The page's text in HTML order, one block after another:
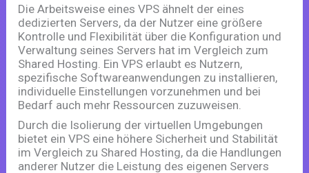
Die Arbeitsweise eines VPS ähnelt der eines
dedizierten Servers, da der Nutzer eine größere
Kontrolle und Flexibilität über die Konfiguration und
Verwaltung seines Servers hat im Vergleich zum
Shared Hosting. Ein VPS erlaubt es Nutzern,
spezifische Softwareanwendungen zu installieren,
individuelle Einstellungen vorzunehmen und bei
Bedarf auch mehr Ressourcen zuzuweisen.
Durch die Isolierung der virtuellen Umgebungen
bietet ein VPS eine höhere Sicherheit und Stabilität
im Vergleich zu Shared Hosting, da die Handlungen
anderer Nutzer die Leistung des eigenen Servers